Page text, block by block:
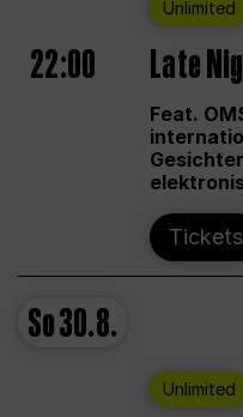
Unlimited
22:00 Late
Feat.
Tickets
So30.8.
Unlimited